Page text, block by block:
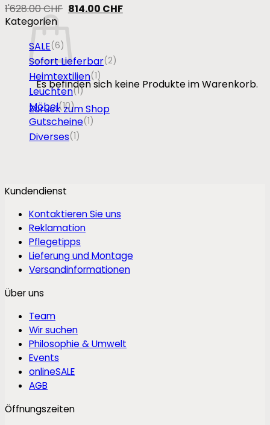
Es befinden sich keine Produkte im Warenkorb.
Zurück zum Shop
1'628.00CHF Ursprünglicher
Preis
war:
1'628.00 CHF
814.00 CHFAktueller
Preis
Kategorien
SALE(6)
Sofort Lieferbar(2)
Heimtextilien(1)
Leuchten(1)
Möbel(10)
Gutscheine(1)
Diverses(1)
Kundendienst
Kontaktieren Sie uns
Reklamation
Pflegetipps
Lieferung und Montage
Versandinformationen
Über uns
Team
Wir suchen
Philosophie & Umwelt
Events
onlineSALE
AGB
Öffnungszeiten